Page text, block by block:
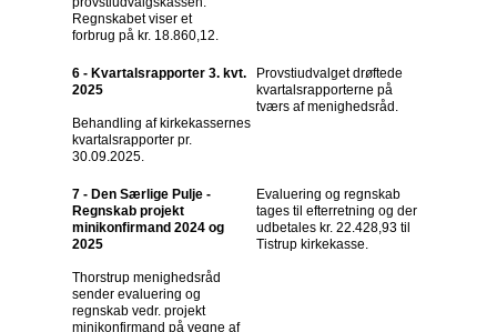
Regnskabet viser et
forbrug på kr. 18.860,12.
6 - Kvartalsrapporter 3. kvt.
2025
Behandling af kirkekassernes
kvartalsrapporter pr.
30.09.2025.
Provstiudvalget drøftede
kvartalsrapporterne på
tværs af menighedsråd.
7 - Den Særlige Pulje -
Regnskab projekt
minikonfirmand 2024 og
2025
Thorstrup menighedsråd
sender evaluering og
regnskab vedr. projekt
minikonfirmand på vegne af
Evaluering og regnskab
tages til efterretning og der
udbetales kr. 22.428,93 til
Tistrup kirkekasse.